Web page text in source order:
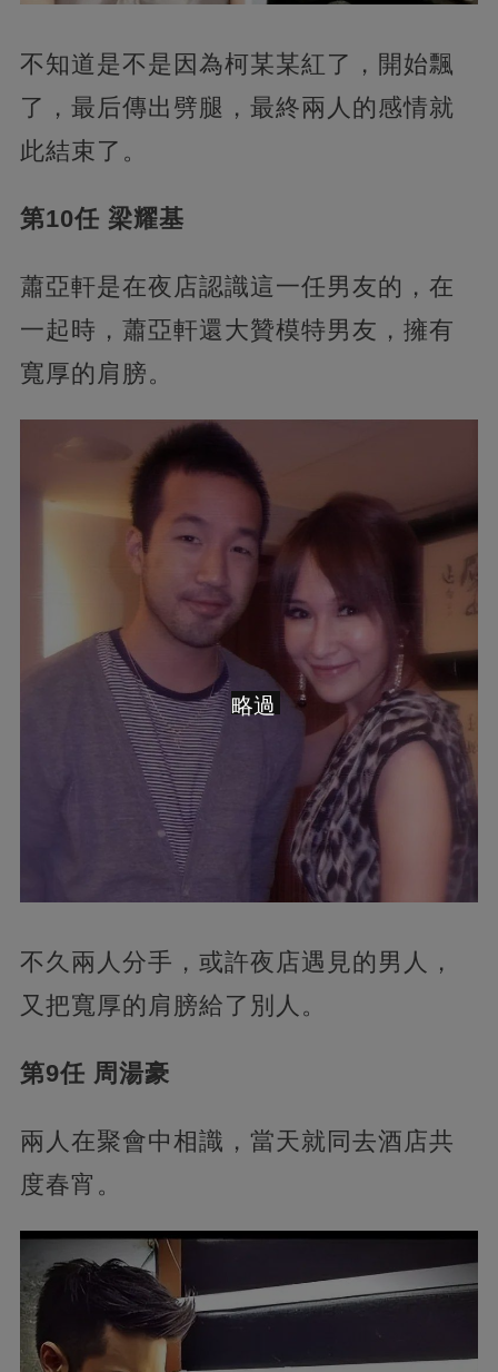
不知道是不是因為柯某某紅了，開始飄
了，最后傳出劈腿，最終兩人的感情就
此結束了。
第10任 梁耀基
蕭亞軒是在夜店認識這一任男友的，在
一起時，蕭亞軒還大贊模特男友，擁有
寬厚的肩膀。
不久兩人分手，或許夜店遇見的男人，
又把寬厚的肩膀給了別人。
第9任 周湯豪
兩人在聚會中相識，當天就同去酒店共
度春宵。
略過